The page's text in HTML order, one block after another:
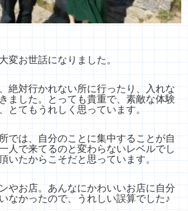
変お世話になりました。
絶対行かれない所に行ったり、
入れな
ました。とっても貴重で、素敵な体験
とてもうれしく思っています。
では、
自分のことに集中することが自
人で来てるのと変わらないレベルでし
いたからこそだと思っています。
やお店。あんなにかわいいお店に自分
なかったので、
うれしい誤算でした♪